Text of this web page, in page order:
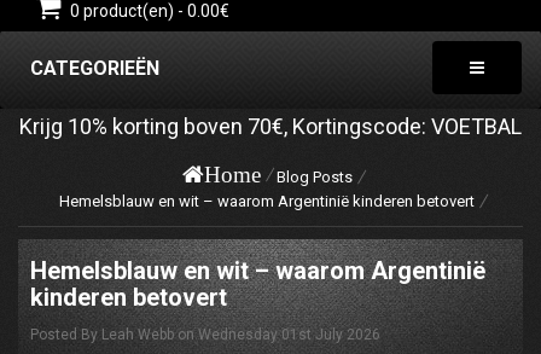
0 product(en) - 0.00€
CATEGORIEËN
Krijg 10% korting boven 70€, Kortingscode: VOETBAL
Home
Blog Posts
Hemelsblauw en wit – waarom Argentinië kinderen betovert
Hemelsblauw en wit – waarom Argentinië
kinderen betovert
Posted By Leah Webb on Wednesday 01st July 2026